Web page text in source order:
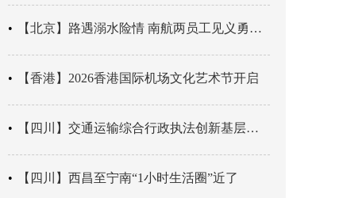
【北京】路遇溺水险情 南航两员工见义勇为科学施救
【香港】2026香港国际机场文化艺术节开启
【四川】交通运输综合行政执法创新基层辖区治理“4+3” 新模式
【四川】西昌至宁南“1小时生活圈”近了